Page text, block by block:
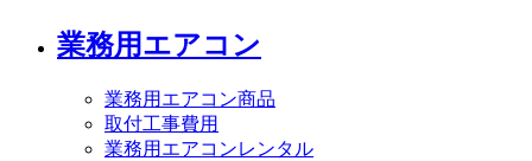
業務用エアコン
業務用エアコン商品
取付工事費用
業務用エアコンレンタル